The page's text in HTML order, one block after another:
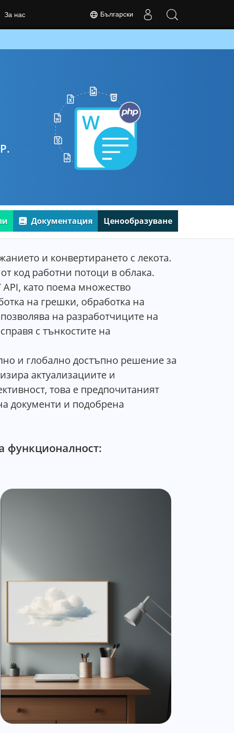
Документация Ценообразуване
и конвертирането с лекота.
код работни потоци в облака.
API, като поема множество
на грешки, обработка на
на разработчиците на
с тънкостите на
и глобално достъпно решение за
актуализациите и
това е предпочитаният
документи и подобрена
функционалност:
Български
За нас